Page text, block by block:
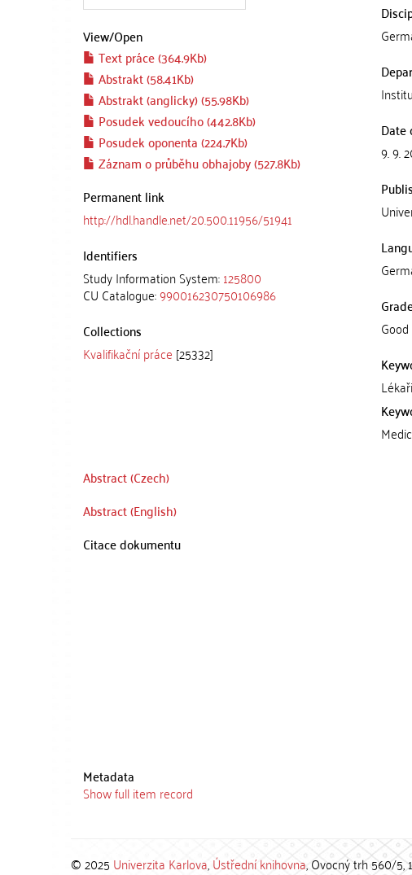
View/Open
Text práce (364.9Kb)
Abstrakt (58.41Kb)
Abstrakt (anglicky) (55.98Kb)
Posudek vedoucího (442.8Kb)
Posudek oponenta (224.7Kb)
Záznam o průběhu obhajoby (527.8Kb)
Permanent link
http://hdl.handle.net/20.500.11956/51941
Identifiers
Study Information System:125800
CU Catalogue:990016230750106986
Collections
Kvalifikační práce [25332]
Date
9. 9.
Good
Abstract (Czech)
Abstract (English)
Citace dokumentu
Metadata
Show full item record
© 2025 Univerzita Karlova,Ústřední knihovna, Ovocný trh 560/5,